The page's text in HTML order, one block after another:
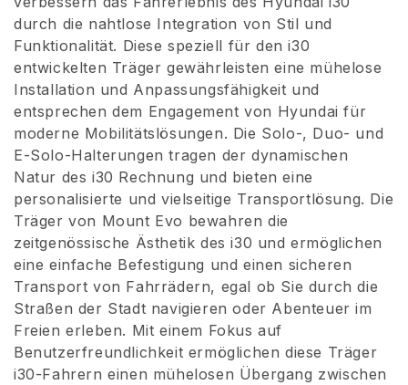
t
e
g
o
r
i
e
:
durch die nahtlose Integration von Stil und
Funktionalität. Diese speziell für den i30
entwickelten Träger gewährleisten eine mühelose
Installation und Anpassungsfähigkeit und
entsprechen dem Engagement von Hyundai für
moderne Mobilitätslösungen. Die Solo-, Duo- und
E-Solo-Halterungen tragen der dynamischen
Natur des i30 Rechnung und bieten eine
personalisierte und vielseitige Transportlösung. Die
Träger von Mount Evo bewahren die
zeitgenössische Ästhetik des i30 und ermöglichen
eine einfache Befestigung und einen sicheren
Transport von Fahrrädern, egal ob Sie durch die
Straßen der Stadt navigieren oder Abenteuer im
Freien erleben. Mit einem Fokus auf
Benutzerfreundlichkeit ermöglichen diese Träger
i30-Fahrern einen mühelosen Übergang zwischen